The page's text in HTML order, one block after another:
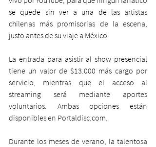
se quede sin ver a una de las artistas
chilenas más promisorias de la escena,
justo antes de su viaje a México.
La entrada para asistir al show presencial
tiene un valor de $13.000 más cargo por
servicio, mientras que el acceso al
streaming será mediante aportes
voluntarios. Ambas opciones están
disponibles en Portaldisc.com.
Durante los meses de verano, la talentosa